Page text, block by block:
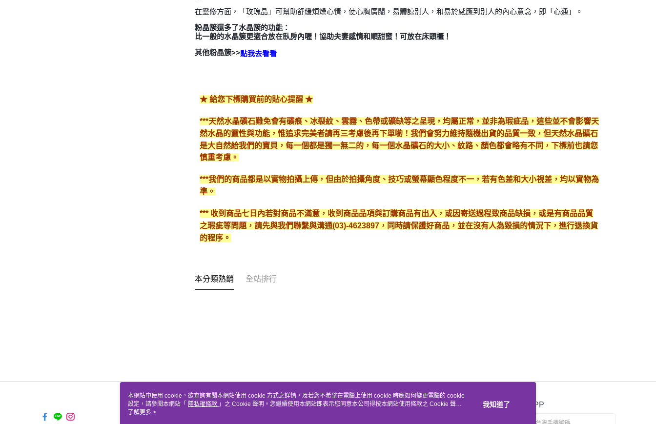
在靈修方面，「玫瑰晶」可幫助舒緩煩燥心情，使心胸廣闊，易體諒別人，和易於感應到別人的內心意念，即「心通」。
粉晶簇還多了水晶簇的功能：
比一般的水晶簇更適合放在臥房內喔！協助夫妻感情和順甜蜜！可放在床頭櫃！
其他粉晶簇>>點我去看看
★ 給您下標購買前的貼心提醒 ★
***天然水晶礦石難免會有礦痕、冰裂紋、雲霧、色帶或礦缺等之呈現，均屬正常，並非為瑕疵品，這些並不會影響天
然水晶的靈性與功能，惟追求完美者請再三考慮後再下單喲！我們會努力維持隨機出貨的品質一致，但天然水晶礦石
是大自然給我們的寶貝，每一個都是獨一無二的，每一個水晶礦石的大小、紋路、顏色都會略有不同，下標前也請您
慎重考慮。
***我們的商品都是以實物拍攝上傳，但由於拍攝角度、技巧或螢幕顯色程度不一，若有色差和大小視差，均以實物為
準。
*** 收到商品七日內若對商品不滿意，收到商品品項與訂購商品有出入，或因寄送過程致商品缺損，或是有商品品質
之瑕疵等問題，請先與我們聯繫與溝通(03)-4623897，同時請保護好商品，並在沒有人為毀損的情況下，進行退換貨
的程序。
本分類熱銷 全站排行
關於我們 客服資訊 官方APP
本網站中使用 cookie，欲查詢有關本網站使用 cookie 方式之詳情，及若您不希望在電腦上使用 cookie 時應如何變更電腦的 cookie
設定，請參閱本網站「 隱私權條款 」之 Cookie 聲明。您繼續使用本網站即表示您同意本公司得按本網站使用條款之 Cookie 聲明
使用 cookie。
了解更多 >
我知道了